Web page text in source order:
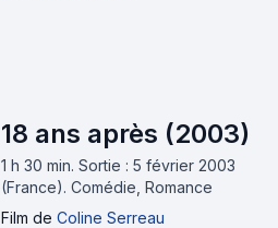
18 ans après (2003)
1 h 30 min. Sortie : 5 février 2003
(France). Comédie, Romance
Film de Coline Serreau